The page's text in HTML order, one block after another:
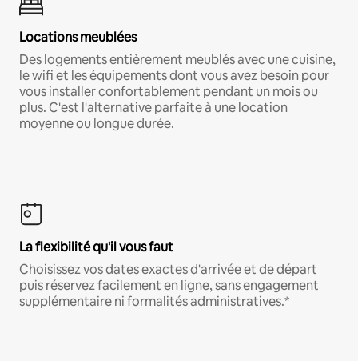
Locations meublées
Des logements entièrement meublés avec une cuisine,
le wifi et les équipements dont vous avez besoin pour
vous installer confortablement pendant un mois ou
plus. C'est l'alternative parfaite à une location
moyenne ou longue durée.
La flexibilité qu'il vous faut
Choisissez vos dates exactes d'arrivée et de départ
puis réservez facilement en ligne, sans engagement
supplémentaire ni formalités administratives.*